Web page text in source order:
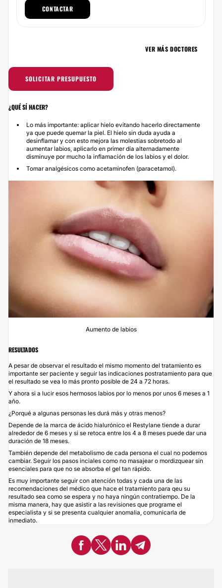
CONTACTAR
VER MÁS DOCTORES
SOLICITAR PRESUPUESTO
¿QUÉ SÍ HACER?
Lo más importante: aplicar hielo evitando hacerlo directamente
ya que puede quemar la piel. El hielo sin duda ayuda a
desinflamar y con esto mejora las molestias sobretodo al
aumentar labios, aplicarlo en primer día alternadamente
disminuye por mucho la inflamación de los labios y el dolor.
Tomar analgésicos como acetaminofen (paracetamol).
Aumento de labios
RESULTADOS
A pesar de observar el resultado el mismo momento del tratamiento es
importante ser paciente y seguir las indicaciones postratamiento para que
el resultado se vea lo más pronto posible de 24 a 72 horas.
Y ahora si a lucir esos hermosos labios por lo menos por unos 6 meses a 1
año.
¿Porqué a algunas personas les durá más y otras menos?
Depende de la marca de ácido hialurónico el Restylane tiende a durar
alrededor de 6 meses y si se retoca entre los 4 a 8 meses puede dar una
duración de 18 meses.
También depende del metabolismo de cada persona el cual no podemos
cambiar. Seguir los pasos inciales como no masajear o mordizquear sin
esenciales para que no se absorba el gel tan rápido.
Es muy importante seguir con atención todas y cada una de las
recomendaciones del médico que hace el tratamiento para qeu su
resultado sea como se espera y no haya ningún contratiempo. De la
misma manera, hay que asistir a las revisiones que programe el
especialista y si se presenta cualquier anomalia, comunicarla de
inmediato.